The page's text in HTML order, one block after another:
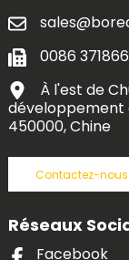
0086
À l'est de
développement
450000, Chine
Contactez-nous
Réseaux
Facebook